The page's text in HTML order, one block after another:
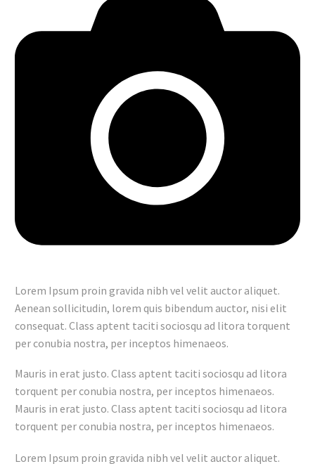
Lorem Ipsum proin gravida nibh vel velit auctor aliquet.
Aenean sollicitudin, lorem quis bibendum auctor, nisi elit
consequat. Class aptent taciti sociosqu ad litora torquent
per conubia nostra, per inceptos himenaeos.
Mauris in erat justo. Class aptent taciti sociosqu ad litora
torquent per conubia nostra, per inceptos himenaeos.
Mauris in erat justo. Class aptent taciti sociosqu ad litora
torquent per conubia nostra, per inceptos himenaeos.
Lorem Ipsum proin gravida nibh vel velit auctor aliquet.